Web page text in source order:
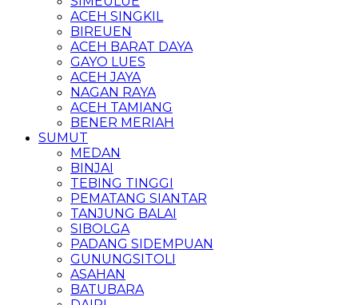
ACEH SINGKIL
BIREUEN
ACEH BARAT DAYA
GAYO LUES
ACEH JAYA
NAGAN RAYA
ACEH TAMIANG
BENER MERIAH
SUMUT
MEDAN
BINJAI
TEBING TINGGI
PEMATANG SIANTAR
TANJUNG BALAI
SIBOLGA
PADANG SIDEMPUAN
GUNUNGSITOLI
ASAHAN
BATUBARA